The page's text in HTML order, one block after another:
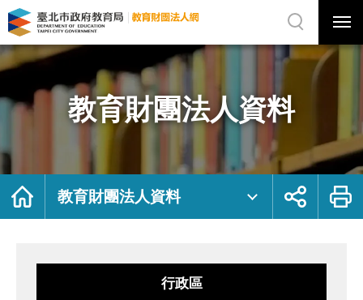
教
育
團
資
料
府
局
法
網
站
選
選
單
關
網
站
尋
教育財團法人資料
首
教育財團法人資料
展
鈕
列
行政區